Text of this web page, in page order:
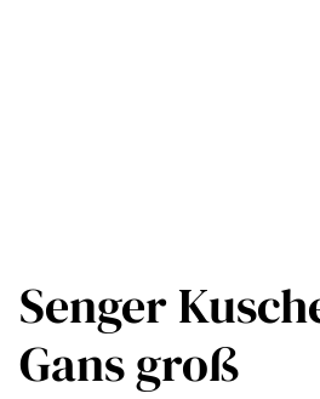
Senger
Gans groß